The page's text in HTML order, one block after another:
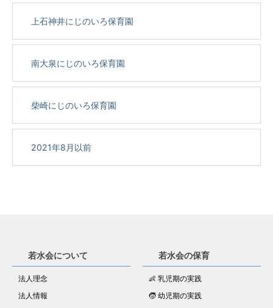
上石神井にじのいろ保育園
南大泉にじのいろ保育園
柴崎にじのいろ保育園
2021年8月以前
若水会について
法人理念
法人情報
若水会の保育
👶 乳児期の実践
🧒 幼児期の実践